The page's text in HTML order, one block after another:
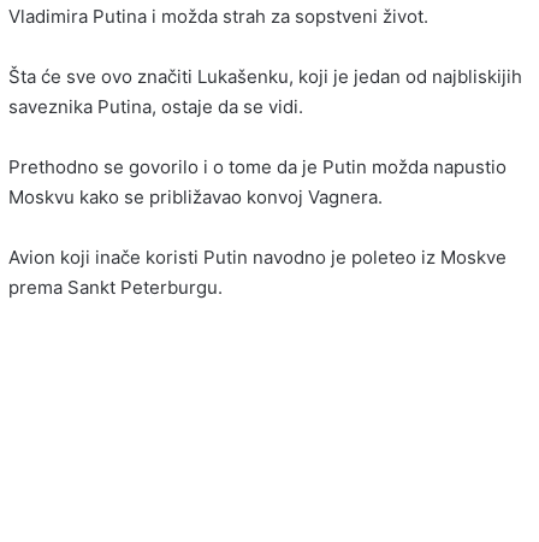
Vladimira Putina i možda strah za sopstveni život.
Šta će sve ovo značiti Lukašenku, koji je jedan od najbliskijih
saveznika Putina, ostaje da se vidi.
Prethodno se govorilo i o tome da je Putin možda napustio
Moskvu kako se približavao konvoj Vagnera.
Avion koji inače koristi Putin navodno je poleteo iz Moskve
prema Sankt Peterburgu.